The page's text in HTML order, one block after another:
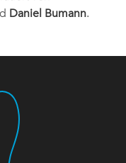
Daniel Bumann.